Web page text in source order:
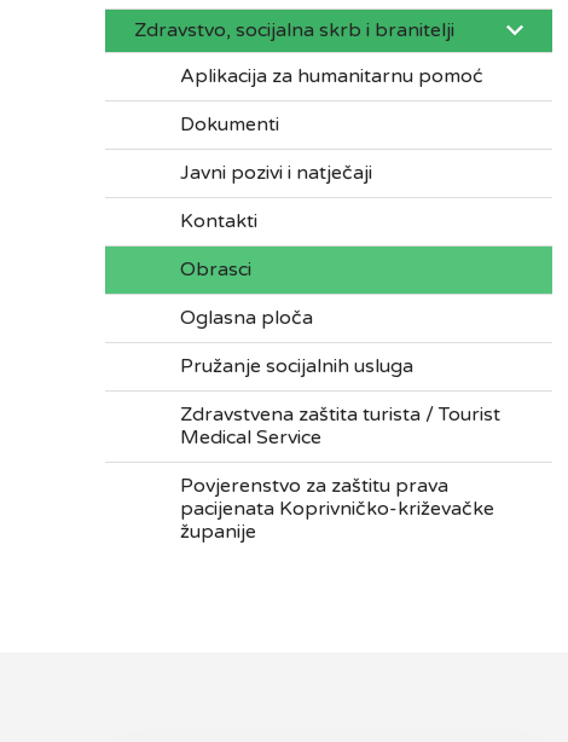
Zdravstvo, socijalna skrb i branitelji
Aplikacija za humanitarnu pomoć
Dokumenti
Javni pozivi i natječaji
Kontakti
Obrasci
Oglasna ploča
Pružanje socijalnih usluga
Zdravstvena zaštita turista / Tourist
Medical Service
Povjerenstvo za zaštitu prava
pacijenata Koprivničko-križevačke
županije